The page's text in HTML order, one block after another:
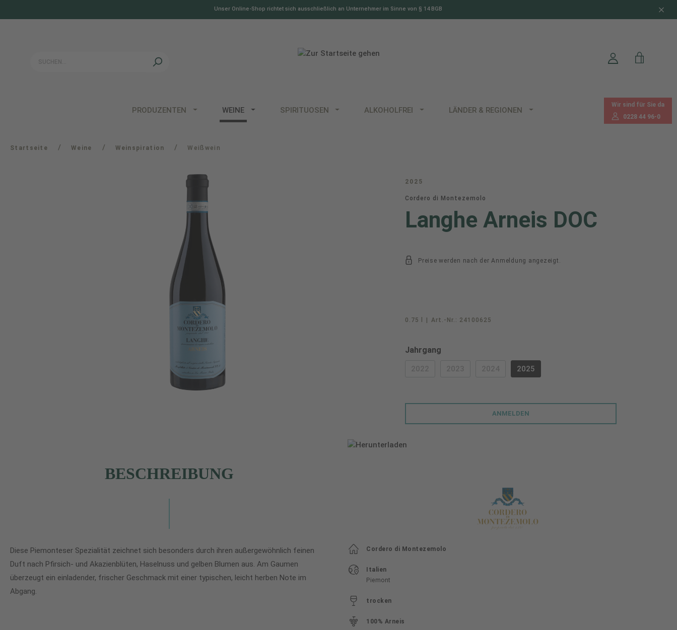
Unser Online-Shop richtet sich ausschließlich an Unternehmer im Sinne von § 14 BGB
PRODUZENTEN WEINE SPIRITUOSEN ALKOHOLFREI LÄNDER & REGIONEN
Wir sind für Sie da
0228 44 96-0
Startseite / Weine / Weinspiration / Weißwein
2025
Cordero di Montezemolo
Langhe Arneis DOC
Preise werden nach der Anmeldung angezeigt.
0.75 l Art.-Nr.: 24100625
Jahrgang
(DIESE OPTION IST ZURZEIT NICHT VERFÜGBAR.)
(DIESE OPTION IST ZURZEIT NICHT VERFÜGBAR.)
(DIESE OPTION IST ZURZEIT NICHT VERFÜGBAR.)
2025
ANMELDEN
BESCHREIBUNG
Diese Piemonteser Spezialität zeichnet sich besonders durch ihren außergewöhnlich feinen
Duft nach Pfirsich- und Akazienblüten, Haselnuss und gelben Blumen aus. Am Gaumen
überzeugt ein einladender, frischer Geschmack mit einer typischen, leicht herben Note im
Abgang.
Cordero di Montezemolo
Italien
Piemont
trocken
100% Arneis